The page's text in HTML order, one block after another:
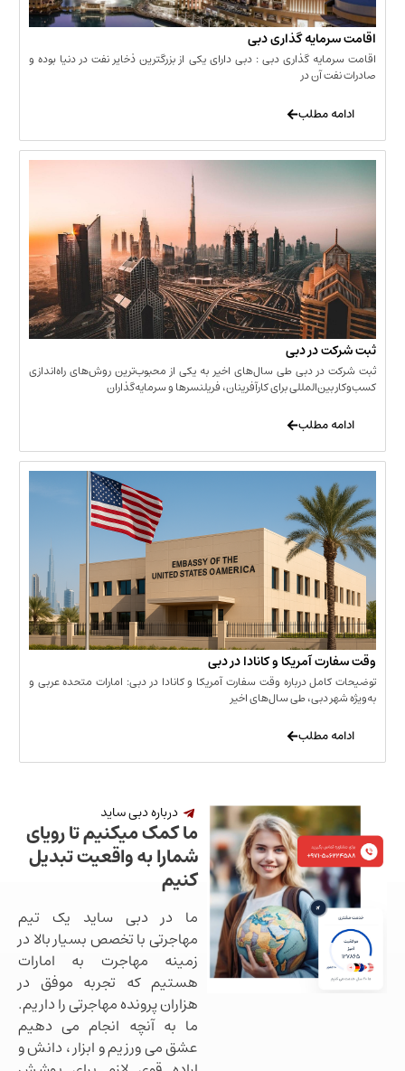
گذاری دبی
گذاری دبی : دبی دارای یکی از بزرگترین ذخایر نفت در دنیا بوده و
در دبی
دبی طی سال‌های اخیر به یکی از محبوب‌ترین روش‌های راه‌اندازی
برای کارآفرینان، فریلنسرها و سرمایه‌گذاران
آمریکا و کانادا در دبی
درباره وقت سفارت آمریکا و کانادا در دبی: امارات متحده عربی و
دبی، طی سال‌های اخیر
درباره دبی ساید
ما کمک میکنیم تا رویای
شمارا به واقعیت تبدیل
کنیم
ما در دبی ساید یک تیم
مهاجرتی با تخصص بسیار بالا در
زمینه مهاجرت به امارات
هستیم که تجربه موفق در
هزاران پرونده مهاجرتی را داریم.
ما به آنچه انجام می دهیم
عشق می ورزیم و ابزار ، دانش و